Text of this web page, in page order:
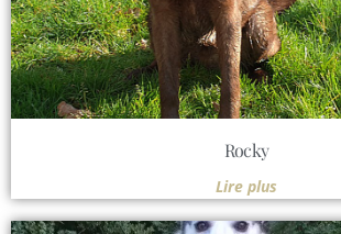
Rocky
Lire plus